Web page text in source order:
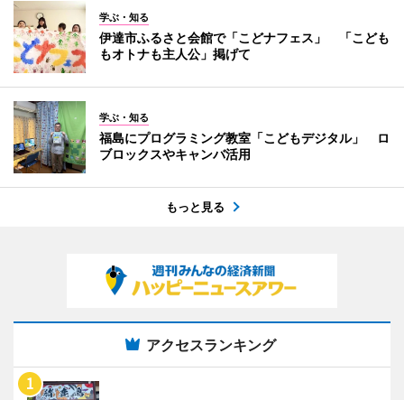
学ぶ・知る
伊達市ふるさと会館で「こどナフェス」 「こども
もオトナも主人公」掲げて
学ぶ・知る
福島にプログラミング教室「こどもデジタル」 ロ
ブロックスやキャンバ活用
もっと見る
アクセスランキング